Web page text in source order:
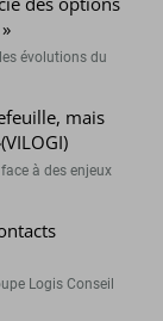
évolutions du
mais
à des enjeux
Logis Conseil